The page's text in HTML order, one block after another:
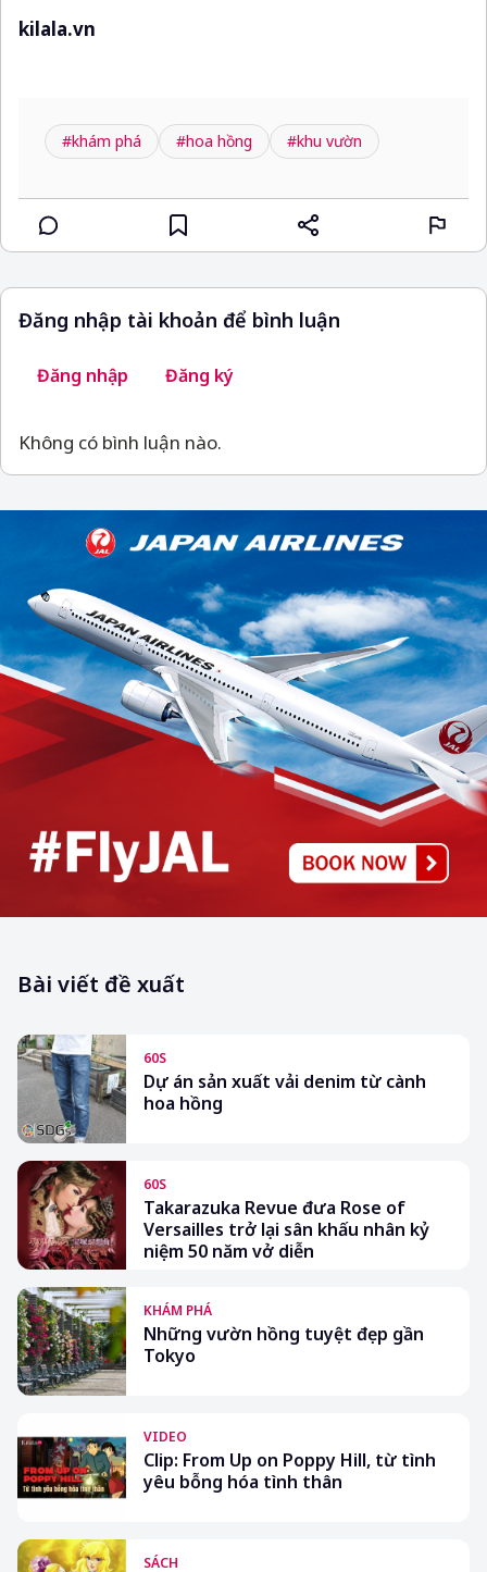
kilala.vn
#khám phá #hoa hồng #khu vườn
Đăng nhập tài khoản để bình luận
Đăng nhập Đăng ký
Không có bình luận nào.
Bài viết đề xuất
60S
Dự án sản xuất vải denim từ cành
hoa hồng
60S
Takarazuka Revue đưa Rose of
Versailles trở lại sân khấu nhân kỷ
niệm 50 năm vở diễn
KHÁM PHÁ
Những vườn hồng tuyệt đẹp gần
Tokyo
VIDEO
Clip: From Up on Poppy Hill, từ tình
yêu bỗng hóa tình thân
SÁCH